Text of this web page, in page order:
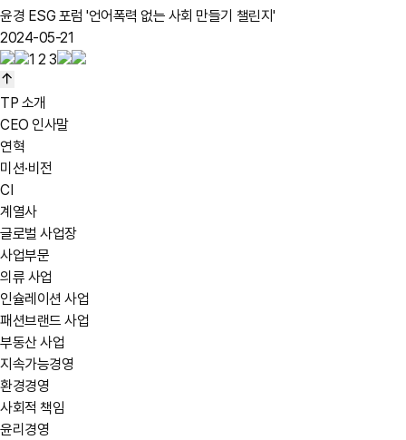
윤경 ESG 포럼 '언어폭력 없는 사회 만들기 챌린지'
2024-05-21
1 2 3
TP 소개
CEO 인사말
연혁
미션·비전
CI
계열사
글로벌 사업장
사업부문
의류 사업
인슐레이션 사업
패션브랜드 사업
부동산 사업
지속가능경영
환경경영
사회적 책임
윤리경영